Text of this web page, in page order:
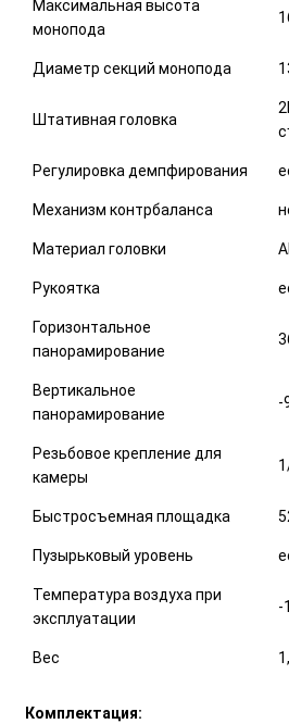
Максимальная высота
монопода
Диаметр секций монопода
Штативная головка
Регулировка демпфирования
Механизм контрбаланса
Материал головки
Рукоятка
Горизонтальное
панорамирование
Вертикальное
панорамирование
-
Резьбовое крепление для
камеры
Быстросъемная площадка
Пузырьковый уровень
Температура воздуха при
эксплуатации
-
Вес
Комплектация: